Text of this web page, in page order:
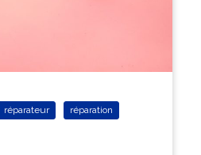
réparateur réparation